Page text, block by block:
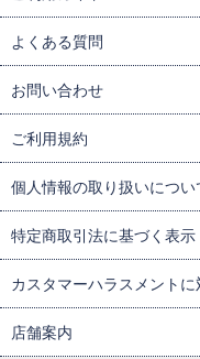
よくある質問
お問い合わせ
ご利用規約
個人情報の取り扱いについ
特定商取引法に基づく表示
カスタマーハラスメント
店舗案内